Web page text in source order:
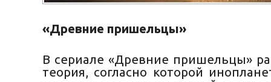
«Древние пришельцы»
В сериале «Древние пришельцы»
теория, согласно которой